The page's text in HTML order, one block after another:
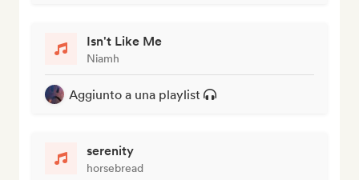
Isn't Like Me
Niamh
Aggiunto a una playlist
serenity
horsebread